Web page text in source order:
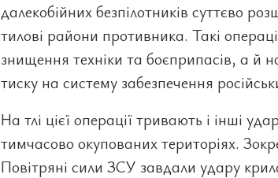
далекобійних безпілотників суттєво
тилові райони противника. Такі
знищення техніки та боєприпасів, а й
тиску на систему забезпечення
На тлі цієї операції тривають і інші
тимчасово окупованих територіях.
Повітряні сили ЗСУ завдали удару